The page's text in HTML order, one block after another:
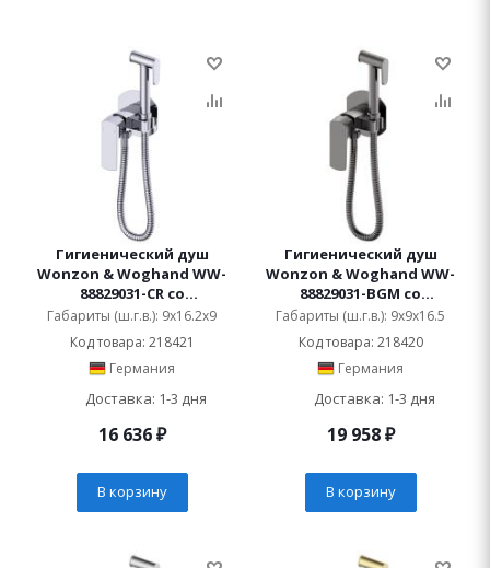
Гигиенический душ
Wonzon & Woghand WW-
88829031-CR со
смесителем
Габариты (ш.г.в.): 9x16.2x9
Код товара: 218421
Германия
Доставка: 1-3 дня
16 636₽
В корзину
Гигиенический душ
Wonzon & Woghand WW-
88829031-BGM со
смесителем
Габариты (ш.г.в.): 9x9x16.5
Код товара: 218420
Германия
Доставка: 1-3 дня
19 958₽
В корзину